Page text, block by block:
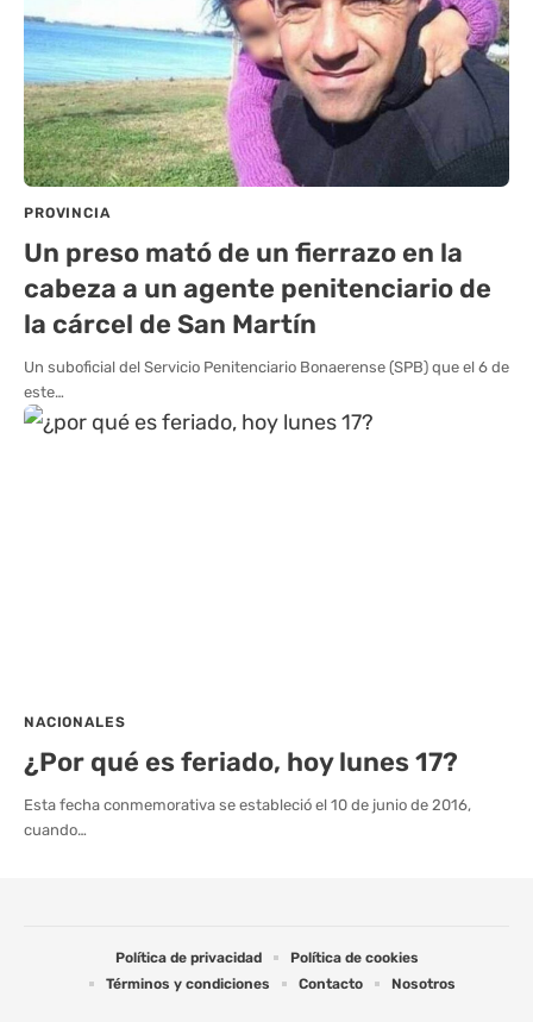
PROVINCIA
Un preso mató de un fierrazo en la
cabeza a un agente penitenciario de
la cárcel de San Martín
Un suboficial del Servicio Penitenciario Bonaerense (SPB) que el 6 de
este…
NACIONALES
¿Por qué es feriado, hoy lunes 17?
Esta fecha conmemorativa se estableció el 10 de junio de 2016,
cuando…
Política de privacidad
Política de cookies
Términos y condiciones
Contacto Nosotros